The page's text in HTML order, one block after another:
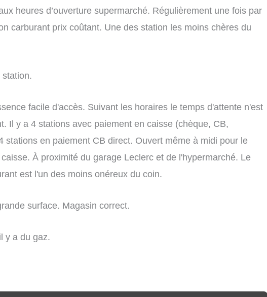
heures d’ouverture supermarché. Régulièrement une fois par
carburant prix coûtant. Une des station les moins chères du
station.
facile d'accès. Suivant les horaires le temps d'attente n'est
Il y a 4 stations avec paiement en caisse (chèque, CB,
stations en paiement CB direct. Ouvert même à midi pour le
À proximité du garage Leclerc et de l'hypermarché. Le
est l'un des moins onéreux du coin.
surface. Magasin correct.
y a du gaz.